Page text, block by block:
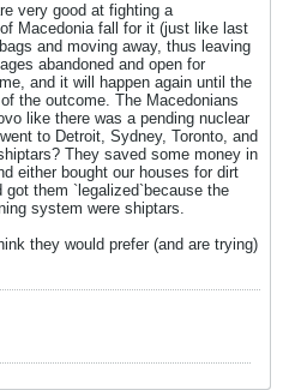
very good at fighting a
Macedonia fall for it (just like last
and moving away, thus leaving
abandoned and open for
and it will happen again until the
the outcome. The Macedonians
like there was a pending nuclear
to Detroit, Sydney, Toronto, and
They saved some money in
either bought our houses for dirt
them `legalized`because the
system were shiptars.
they would prefer (and are trying)